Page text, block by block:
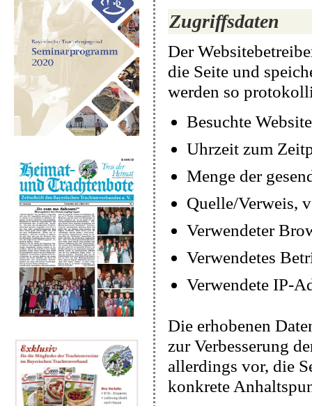
Zugriffsdaten
Der
die Seite und
werden so
Besuchte Website
Uhrzeit zum
Menge der
Quelle/Verweis,
Verwendeter
Verwendetes
Verwendete IP-
Die erhobenen
zur Verbesserung
allerdings vor, die
konkrete